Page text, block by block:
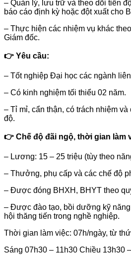
– Quản lý, lưu trữ và theo dõi tiến
báo cáo định kỳ hoặc đột xuất cho
– Thực hiện các nhiệm vụ khác
Giám đốc.
👉 Yêu cầu:
– Tốt nghiệp Đại học các ngành
– Có kinh nghiệm tối thiểu 02 năm.
– Tỉ mỉ, cẩn thận, có trách nhiệm
độ.
👉 Chế độ đãi ngộ, thời gian làm
– Lương: 15 – 25 triệu (tùy theo
– Thưởng, phụ cấp và các chế độ
– Được đóng BHXH, BHYT theo
– Được đào tạo, bồi dưỡng kỹ
hội thăng tiến trong nghề nghiệp.
Thời gian làm việc: 07h/ngày, từ
Sáng 07h30 – 11h30 Chiều 13h30